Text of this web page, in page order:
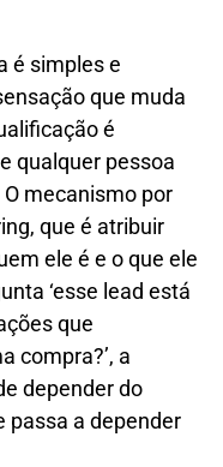
é simples e
que muda
é
qualquer pessoa
mecanismo por
que é atribuir
ele é e o que ele
‘esse lead está
que
compra?’, a
depender do
passa a depender